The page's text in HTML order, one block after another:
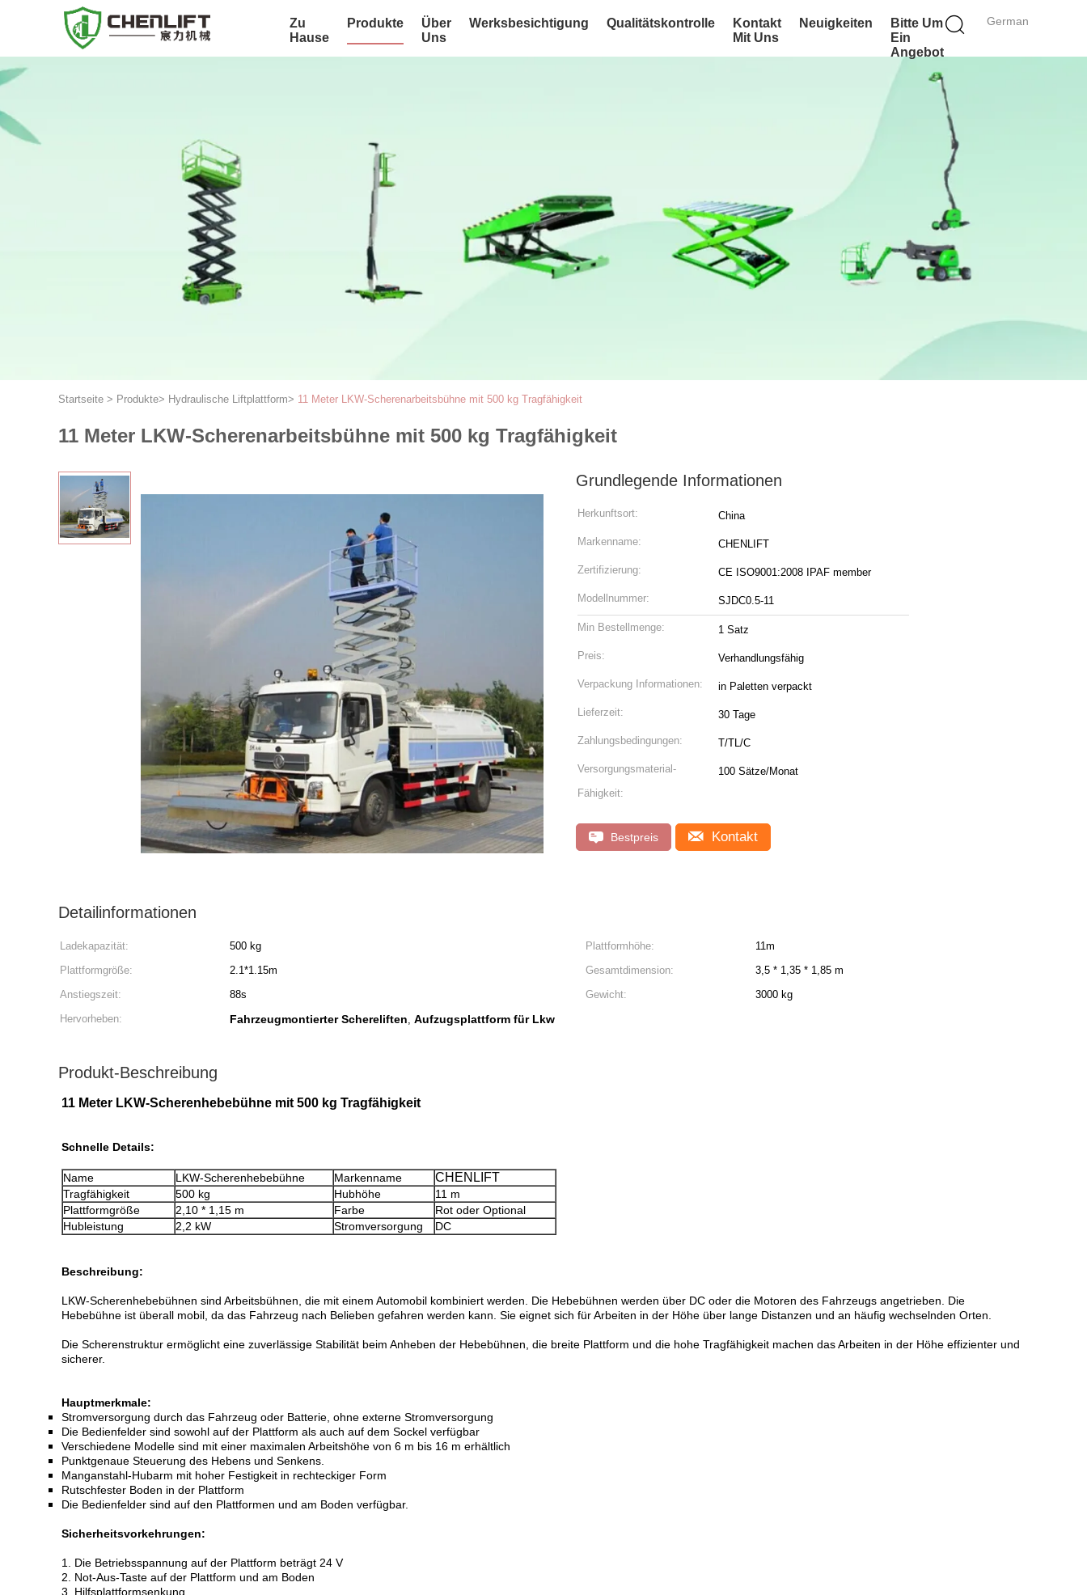
German
Zu
Hause
Produkte
Über
Uns
Werksbesichtigung Qualitätskontrolle
Kontakt
Mit Uns
Neuigkeiten
Bitte Um
Ein
Angebot
Startseite > Produkte> Hydraulische Liftplattform> 11 Meter LKW-Scherenarbeitsbühne mit 500 kg Tragfähigkeit
11 Meter LKW-Scherenarbeitsbühne mit 500 kg Tragfähigkeit
Grundlegende Informationen
Herkunftsort: China
Markenname: CHENLIFT
Zertifizierung: CE ISO9001:2008 IPAF member
Modellnummer: SJDC0.5-11
Min Bestellmenge: 1 Satz
Preis: Verhandlungsfähig
Verpackung Informationen: in Paletten verpackt
Lieferzeit: 30 Tage
Zahlungsbedingungen: T/TL/C
Versorgungsmaterial-
Fähigkeit:
100 Sätze/Monat
Bestpreis Kontakt
Detailinformationen
Ladekapazität: 500 kg Plattformhöhe:
11m
Plattformgröße:
2.1*1.15m Gesamtdimension:
3,5 * 1,35 * 1,85 m
Anstiegszeit:
88s Gewicht:
3000 kg
Hervorheben:
Fahrzeugmontierter Schereliften, Aufzugsplattform für Lkw
Produkt-Beschreibung
11 Meter LKW-Scherenhebebühne mit 500 kg Tragfähigkeit​
Schnelle Details:
Name LKW-Scherenhebebühne Markenname CHENLIFT
Tragfähigkeit 500 kg Hubhöhe
11 m
Plattformgröße
2,10 * 1,15 m Farbe
Rot oder Optional
Hubleistung
2,2 kW Stromversorgung DC
Beschreibung:
LKW-Scherenhebebühnen sind Arbeitsbühnen, die mit einem Automobil kombiniert werden. Die Hebebühnen werden über DC oder die Motoren des Fahrzeugs angetrieben. Die
Hebebühne ist überall mobil, da das Fahrzeug nach Belieben gefahren werden kann. Sie eignet sich für Arbeiten in der Höhe über lange Distanzen und an häufig wechselnden Orten.
Die Scherenstruktur ermöglicht eine zuverlässige Stabilität beim Anheben der Hebebühnen, die breite Plattform und die hohe Tragfähigkeit machen das Arbeiten in der Höhe effizienter und
sicherer.
Hauptmerkmale:
Stromversorgung durch das Fahrzeug oder Batterie, ohne externe Stromversorgung
Die Bedienfelder sind sowohl auf der Plattform als auch auf dem Sockel verfügbar
Verschiedene Modelle sind mit einer maximalen Arbeitshöhe von 6 m bis 16 m erhältlich
Punktgenaue Steuerung des Hebens und Senkens.
Manganstahl-Hubarm mit hoher Festigkeit in rechteckiger Form
Rutschfester Boden in der Plattform
Die Bedienfelder sind auf den Plattformen und am Boden verfügbar.
Sicherheitsvorkehrungen:
1. Die Betriebsspannung auf der Plattform beträgt 24 V
2. Not-Aus-Taste auf der Plattform und am Boden
3. Hilfsplattformsenkung